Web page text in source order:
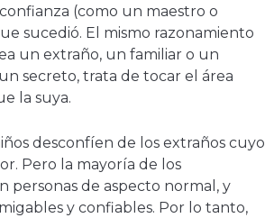
(como un maestro o
sucedió. El mismo razonamiento
un extraño, un familiar o un
secreto, trata de tocar el área
la suya.
desconfíen de los extraños cuyo
Pero la mayoría de los
personas de aspecto normal, y
y confiables. Por lo tanto,